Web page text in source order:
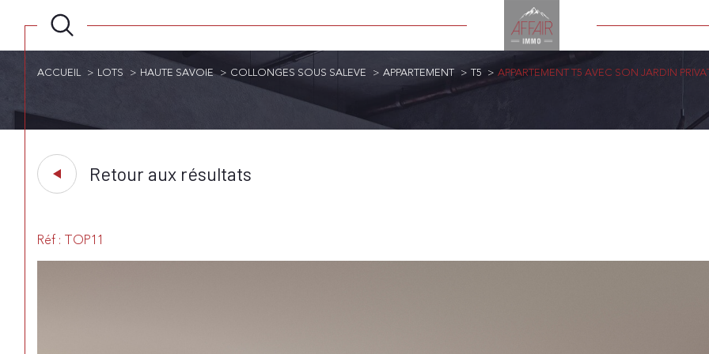
ACCUEIL LOTS HAUTE SAVOIE COLLONGES SOUS SALEVE APPARTEMENT T5 APPARTEMENT T5 AVEC SON JARDIN
Retour aux résultats
Réf : TOP11